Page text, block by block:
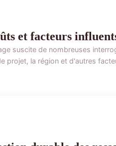
et facteurs
suscite de nombreuses
projet, la région et d'autres